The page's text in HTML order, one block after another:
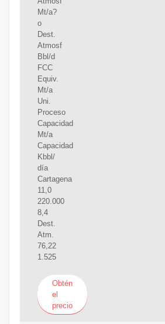
Mt/a?
o
Dest.
Atmosf
Bbl/d
FCC
Equiv.
Mt/a
Uni.
Proceso
Capacidad
Mt/a
Capacidad
Kbbl/
día
Cartagena
11,0
220.000
8,4
Dest.
Atm.
76,22
1.525
Obtén
el
precio